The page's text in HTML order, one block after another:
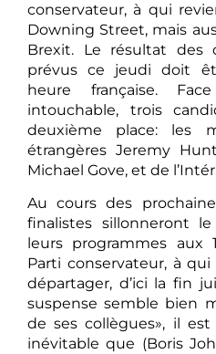
conservateur, à qui
Downing Street, mais
Brexit. Le résultat des
prévus ce jeudi doit
heure française.
intouchable, trois
deuxième place: les
étrangères Jeremy
Michael Gove, et de
Au cours des
finalistes sillonneront
leurs programmes aux
Parti conservateur, à
départager, d’ici la fin
suspense semble bien
de ses collègues», il
inévitable que (Boris